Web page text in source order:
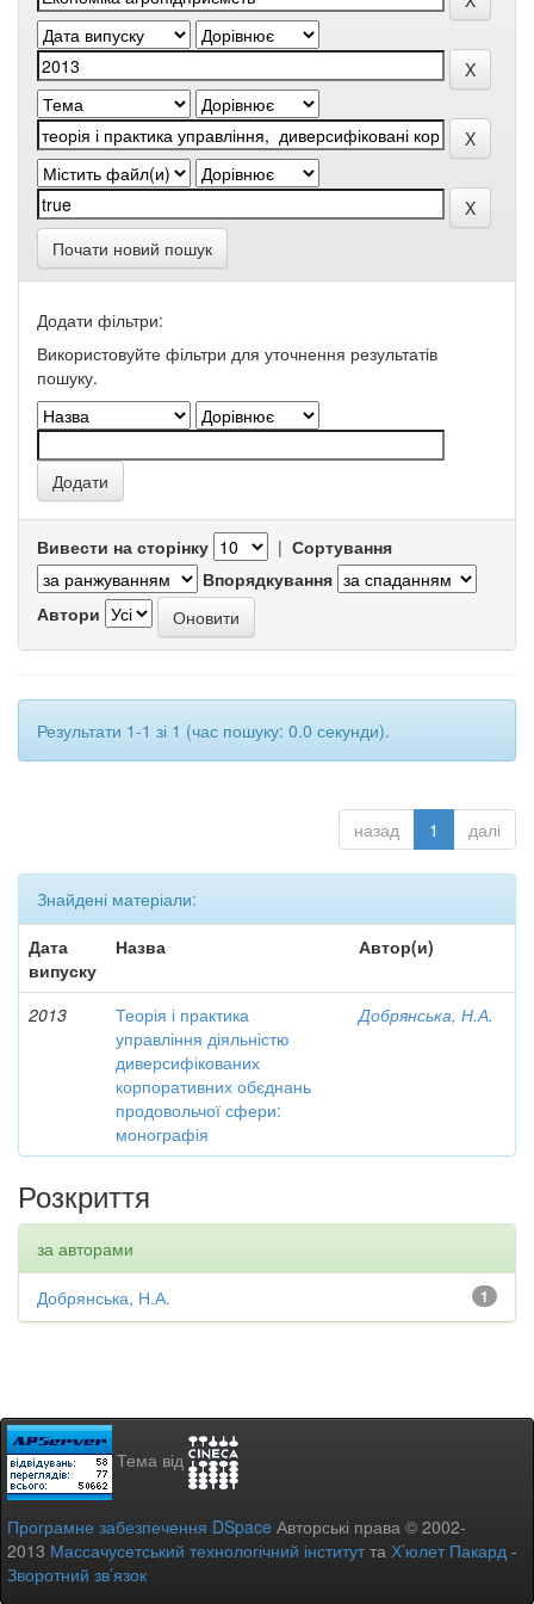
Почати новий пошук
Додати фільтри:
Використовуйте фільтри для уточнення результатів
пошуку.
Вивести на сторінку | Сортування
Впорядкування
Автори
Результати 1-1 зі 1 (час пошуку: 0.0 секунди).
назад 1 далі
Знайдені матеріали:
Дата
випуску
Назва Автор(и)
2013
Теорія і практика
управління діяльністю
диверсифікованих
корпоративних обєднань
продовольчої сфери:
монографія
Добрянська, Н.А.
Розкриття
за авторами
1
Добрянська, Н.А.
Тема від
Програмне забезпечення DSpace Авторські права © 2002-
2013 Массачусетський технологічний інститутта Х’юлет Пакард -
Зворотний зв’язок